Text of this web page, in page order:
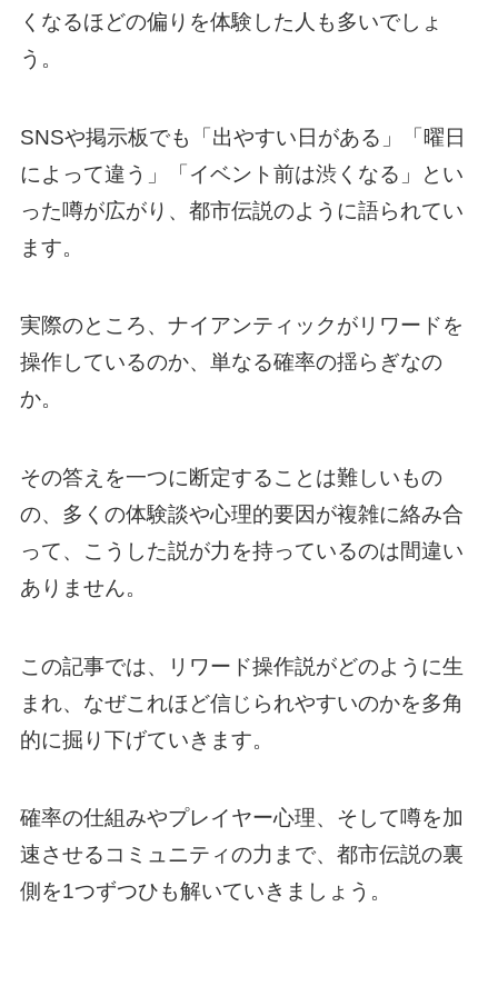
くなるほどの偏りを体験した人も多いでしょ
う。
SNSや掲示板でも「出やすい日がある」「曜日
によって違う」「イベント前は渋くなる」とい
った噂が広がり、都市伝説のように語られてい
ます。
実際のところ、ナイアンティックがリワードを
操作しているのか、単なる確率の揺らぎなの
か。
その答えを一つに断定することは難しいもの
の、多くの体験談や心理的要因が複雑に絡み合
って、こうした説が力を持っているのは間違い
ありません。
この記事では、リワード操作説がどのように生
まれ、なぜこれほど信じられやすいのかを多角
的に掘り下げていきます。
確率の仕組みやプレイヤー心理、そして噂を加
速させるコミュニティの力まで、都市伝説の裏
側を1つずつひも解いていきましょう。